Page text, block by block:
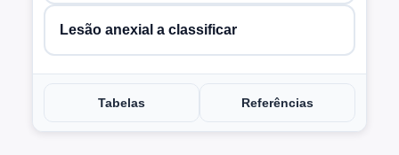
Lesão anexial a classificar
Tabelas Referências